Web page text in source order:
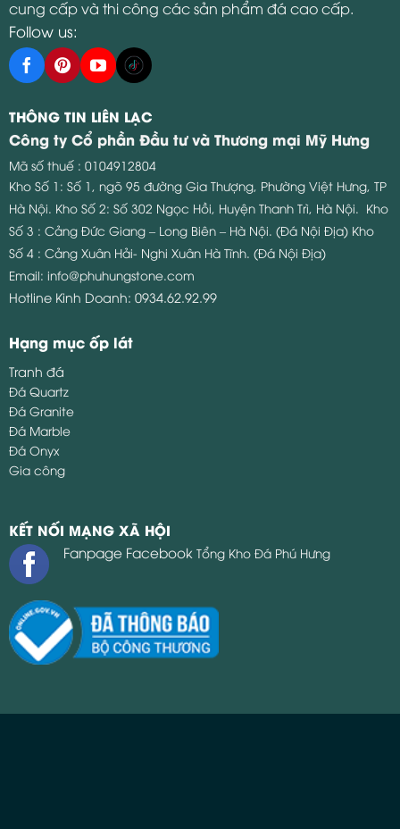
Số 4 : Cảng Xuân Hải- Nghi Xuân Hà Tĩnh. (Đá Nội Địa)
Email:info@phuhungstone.com
Hotline Kinh Doanh:0934.62.92.99
Tranh đá
Đá Quartz
Đá Granite
Đá Marble
Đá Onyx
Gia công
KẾT NỐI MẠNG XÃ HỘI